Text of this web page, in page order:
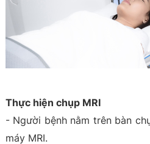
Thực hiện chụp MRI
- Người bệnh nằm trên bàn
máy MRI.